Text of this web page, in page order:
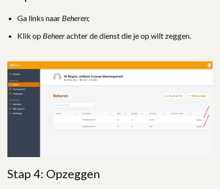
Ga links naar Beheren;
Klik op Beheerachter de dienst die je op wilt zeggen.
Stap 4: Opzeggen